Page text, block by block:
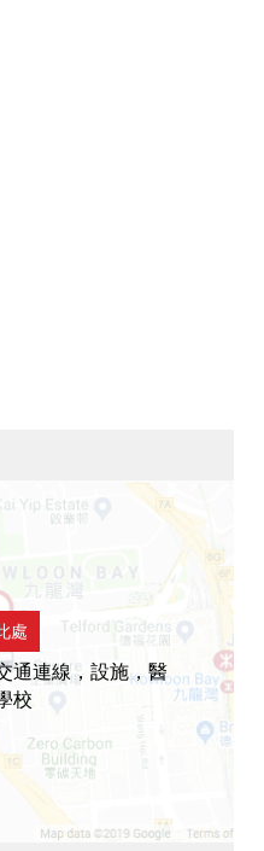
處
通連線，設施，醫
校